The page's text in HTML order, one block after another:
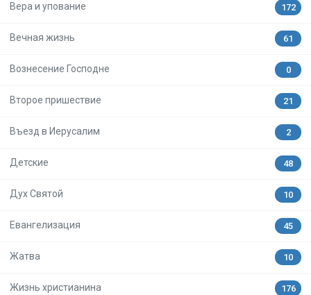
Вера и упование 172
Вечная жизнь 61
Вознесение Господне 0
Второе пришествие 21
Въезд в Иерусалим 2
Детские 48
Дух Святой 10
Евангелизация 45
Жатва 10
Жизнь христианина 176